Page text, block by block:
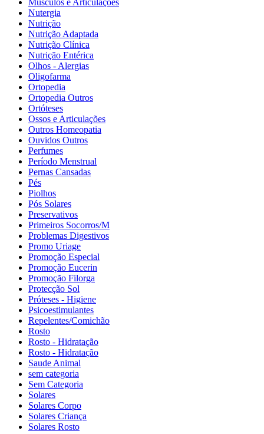
Músculos e Articulações
Nutergia
Nutrição
Nutrição Adaptada
Nutrição Clínica
Nutrição Entérica
Olhos - Alergias
Oligofarma
Ortopedia
Ortopedia Outros
Ortóteses
Ossos e Articulações
Outros Homeopatia
Ouvidos Outros
Perfumes
Período Menstrual
Pernas Cansadas
Pés
Piolhos
Pós Solares
Preservativos
Primeiros Socorros/M
Problemas Digestivos
Promo Uriage
Promoção Especial
Promoção Eucerin
Promoção Filorga
Protecção Sol
Próteses - Higiene
Psicoestimulantes
Repelentes/Comichão
Rosto
Rosto - Hidratação
Rosto - Hidratação
Saude Animal
sem categoria
Sem Categoria
Solares
Solares Corpo
Solares Criança
Solares Rosto